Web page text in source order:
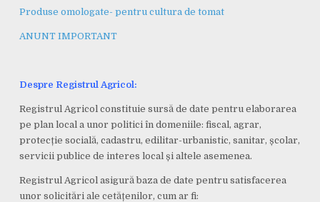
Produse omologate- pentru cultura de tomat
ANUNT IMPORTANT
Despre Registrul Agricol:
Registrul Agricol constituie sursă de date pentru elaborarea
pe plan local a unor politici în domeniile: fiscal, agrar,
protecție socială, cadastru, edilitar-urbanistic, sanitar, școlar,
servicii publice de interes local și altele asemenea.
Registrul Agricol asigură baza de date pentru satisfacerea
unor solicitări ale cetățenilor, cum ar fi: